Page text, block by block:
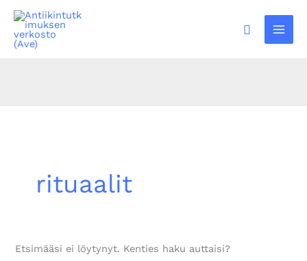
Siirry
sisältöön
Hae
rituaalit
Etsimääsi ei löytynyt. Kenties haku auttaisi?